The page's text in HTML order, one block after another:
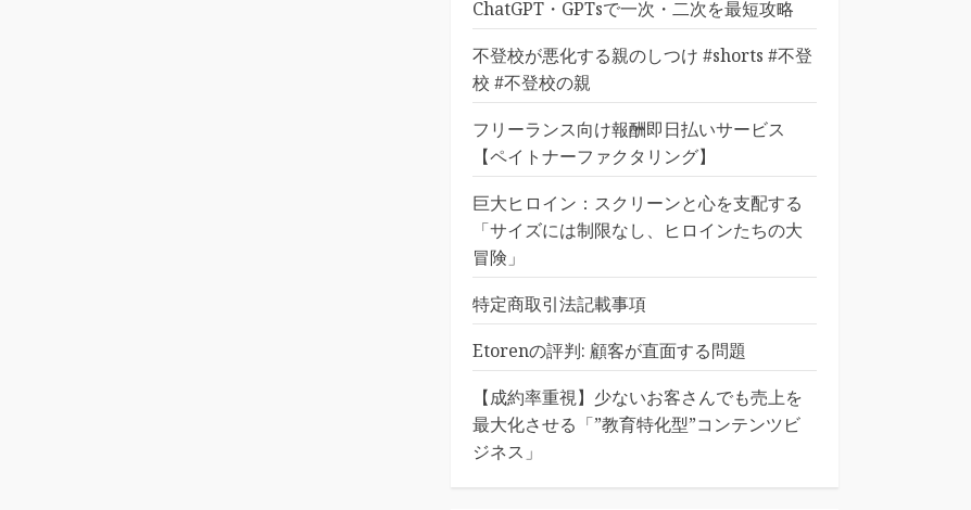
ChatGPT・GPTsで一次・二次を最短攻略
不登校が悪化する親のしつけ #shorts #不登
校 #不登校の親
フリーランス向け報酬即日払いサービス
【ペイトナーファクタリング】
巨大ヒロイン：スクリーンと心を支配する
「サイズには制限なし、ヒロインたちの大
冒険」
特定商取引法記載事項
Etorenの評判: 顧客が直面する問題
【成約率重視】少ないお客さんでも売上を
最大化させる「”教育特化型”コンテンツビ
ジネス」